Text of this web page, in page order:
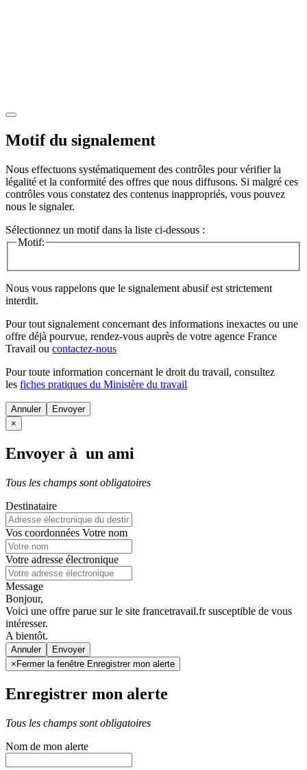
Motif du signalement
Nous effectuons systématiquement des contrôles pour vérifier la
légalité et la conformité des offres que nous diffusons. Si malgré ces
contrôles vous constatez des contenus inappropriés, vous pouvez
nous le signaler.
Sélectionnez un motif dans la liste ci-dessous :
Motif:
Nous vous rappelons que le signalement abusif est strictement
interdit.
Pour tout signalement concernant des informations inexactes ou une
offre déjà pourvue, rendez-vous auprès de votre agence France
Travail ou contactez-nous
Pour toute information concernant le droit du travail, consultez
les fiches pratiques du Ministère du travail
Annuler
×
Envoyer à un ami
Tous les champs sont obligatoires
Destinataire
Vos coordonnées Votre nom
Votre adresse électronique
Message
Bonjour,
Voici une offre parue sur le site francetravail.fr susceptible de vous
intéresser.
A bientôt.
Annuler
× Fermer la fenêtre Enregistrer mon alerte
Enregistrer mon alerte
Tous les champs sont obligatoires
Nom de mon alerte